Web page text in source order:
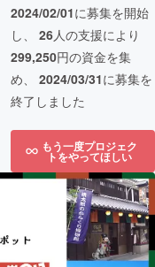
2024/02/01に募集を開始
し、 26人の支援により
299,250円の資金を集
め、 2024/03/31に募集を
終了しました
もう一度プロジェク
トをやってほしい